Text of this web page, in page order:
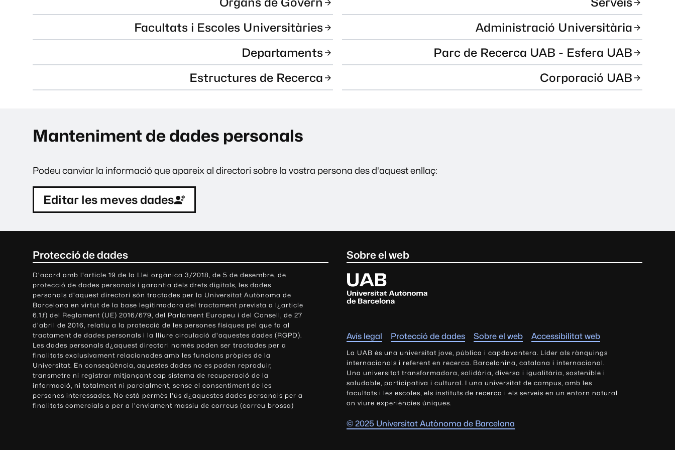
Facultats i Escoles Universitàries
Departaments
Estructures de Recerca
Administració Universitària
Parc de Recerca UAB - Esfera UAB
Corporació UAB
Manteniment de dades personals
Podeu canviar la informació que apareix al directori sobre la vostra persona des d'aquest enllaç:
Editar les meves dades
Protecció de dades
D'acord amb l'article 19 de la Llei orgànica 3/2018, de 5 de desembre, de
protecció de dades personals i garantia dels drets digitals, les dades
personals d'aquest directori són tractades per la Universitat Autònoma de
Barcelona en virtut de la base legitimadora del tractament prevista a l¿article
6.1.f) del Reglament (UE) 2016/679, del Parlament Europeu i del Consell, de 27
d'abril de 2016, relatiu a la protecció de les persones físiques pel que fa al
tractament de dades personals i la lliure circulació d'aquestes dades (RGPD).
Les dades personals d¿aquest directori només poden ser tractades per a
finalitats exclusivament relacionades amb les funcions pròpies de la
Universitat. En conseqüència, aquestes dades no es poden reproduir,
transmetre ni registrar mitjançant cap sistema de recuperació de la
informació, ni totalment ni parcialment, sense el consentiment de les
persones interessades. No està permès l'ús d¿aquestes dades personals per a
finalitats comercials o per a l'enviament massiu de correus (correu brossa)
Sobre el web
U
n
i
s
i
t
a
t
A
u
t
ò
Avís legal Protecció de dades Sobre el web Accessibilitat web
La UAB és una universitat jove, pública i capdavantera. Líder als rànquings
internacionals i referent en recerca. Barcelonina, catalana i internacional.
Una universitat transformadora, solidària, diversa i igualitària, sostenible i
saludable, participativa i cultural. I una universitat de campus, amb les
facultats i les escoles, els instituts de recerca i els serveis en un entorn natural
on viure experiències úniques.
© 2025 Universitat Autònoma de Barcelona